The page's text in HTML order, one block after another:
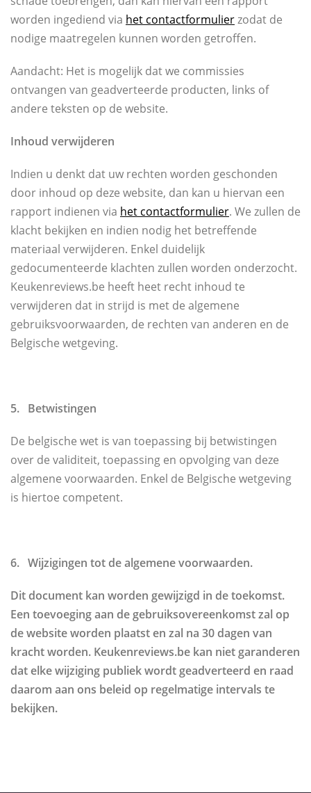
worden ingediend via het contactformulierzodat de
nodige maatregelen kunnen worden getroffen.
Aandacht: Het is mogelijk dat we commissies
ontvangen van geadverteerde producten, links of
andere teksten op de website.
Inhoud verwijderen
Indien u denkt dat uw rechten worden geschonden
door inhoud op deze website, dan kan u hiervan een
rapport indienen via het contactformulier. We zullen de
klacht bekijken en indien nodig het betreffende
materiaal verwijderen. Enkel duidelijk
gedocumenteerde klachten zullen worden onderzocht.
Keukenreviews.be heeft heet recht inhoud te
verwijderen dat in strijd is met de algemene
gebruiksvoorwaarden, de rechten van anderen en de
Belgische wetgeving.
5. Betwistingen
De belgische wet is van toepassing bij betwistingen
over de validiteit, toepassing en opvolging van deze
algemene voorwaarden. Enkel de Belgische wetgeving
is hiertoe competent.
6. Wijzigingen tot de algemene voorwaarden.
Dit document kan worden gewijzigd in de toekomst.
Een toevoeging aan de gebruiksovereenkomst zal op
de website worden plaatst en zal na 30 dagen van
kracht worden. Keukenreviews.be kan niet garanderen
dat elke wijziging publiek wordt geadverteerd en raad
daarom aan ons beleid op regelmatige intervals te
bekijken.